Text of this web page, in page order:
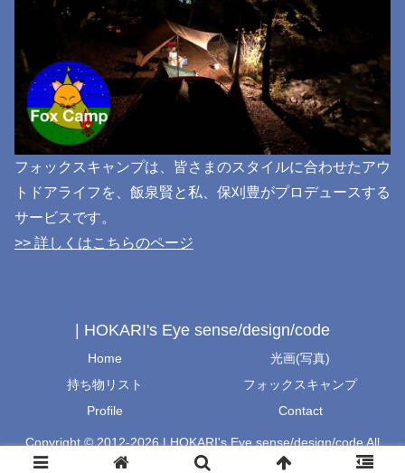
フォックスキャンプは、皆さまのスタイルに合わせたアウ
トドアライフを、飯泉賢と私、保刈豊がプロデュースする
サービスです。
>> 詳しくはこちらのページ
| HOKARI's Eye sense/design/code
Home
光画(写真)
持ち物リスト
フォックスキャンプ
Profile
Contact
Copyright © 2012-2026 | HOKARI's Eye sense/design/code All
Rights Reserved.